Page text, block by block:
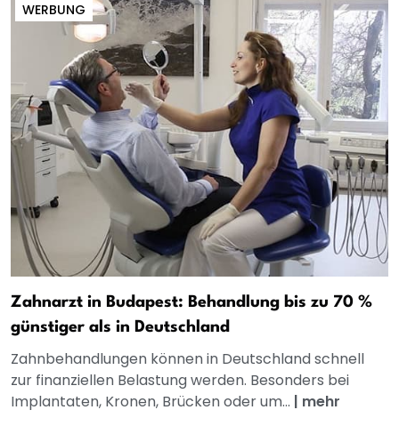
WERBUNG
Zahnarzt in Budapest: Behandlung bis zu 70 %
günstiger als in Deutschland
Zahnbehandlungen können in Deutschland schnell
zur finanziellen Belastung werden. Besonders bei
Implantaten, Kronen, Brücken oder um... | mehr